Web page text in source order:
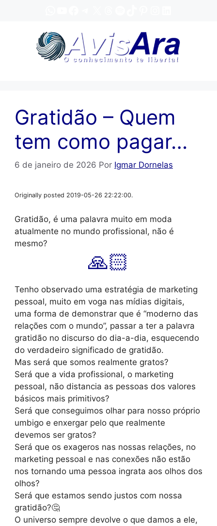
Gratidão – Quem
tem como pagar…
6 de janeiro de 2026 Por Igmar Dornelas
Originally posted 2019-05-26 22:22:00.
Gratidão, é uma palavra muito em moda
atualmente no mundo profissional, não é
mesmo?
🙏🏻
Tenho observado uma estratégia de marketing
pessoal, muito em voga nas mídias digitais,
uma forma de demonstrar que é “moderno das
relações com o mundo”, passar a ter a palavra
gratidão no discurso do dia-a-dia, esquecendo
do verdadeiro significado de gratidão.
Mas será que somos realmente gratos?
Será que a vida profissional, o marketing
pessoal, não distancia as pessoas dos valores
básicos mais primitivos?
Será que conseguimos olhar para nosso próprio
umbigo e enxergar pelo que realmente
devemos ser gratos?
Será que os exageros nas nossas relações, no
marketing pessoal e nas conexões não estão
nos tornando uma pessoa ingrata aos olhos dos
olhos?
Será que estamos sendo justos com nossa
gratidão?🤔
O universo sempre devolve o que damos a ele,